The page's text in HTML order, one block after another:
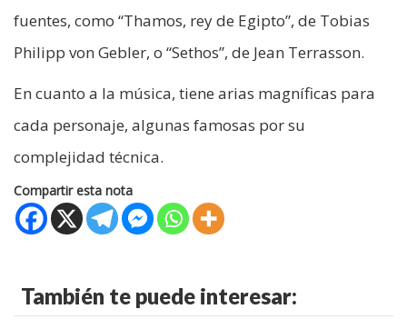
fuentes, como “Thamos, rey de Egipto”, de Tobias
Philipp von Gebler, o “Sethos”, de Jean Terrasson.
En cuanto a la música, tiene arias magníficas para
cada personaje, algunas famosas por su
complejidad técnica.
Compartir esta nota
También te puede interesar: